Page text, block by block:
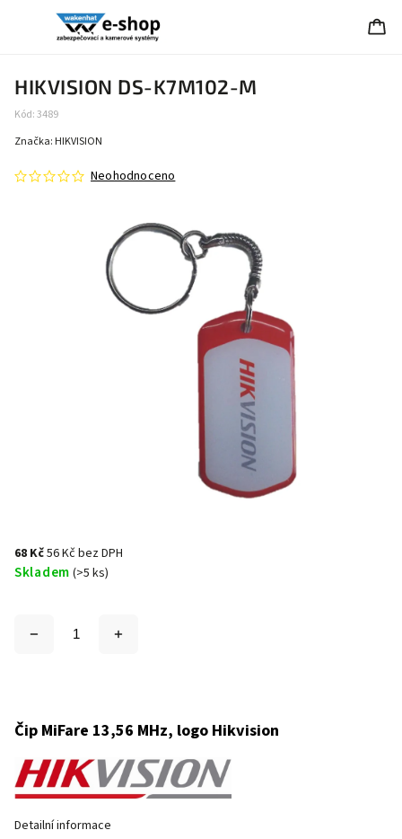
HIKVISION DS-K7M102-M
Kód:3489
Neohodnoceno
Značka: HIKVISION
68 Kč56 Kč bez DPH
Skladem (>5 ks)
Čip MiFare 13,56 MHz, logo Hikvision
Detailní informace